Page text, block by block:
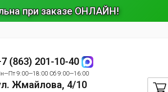
при заказе ОНЛАЙН!
(863) 201-10-40
9:00—18:00 Сб 9:00—16:00
Жмайлова, 4/10